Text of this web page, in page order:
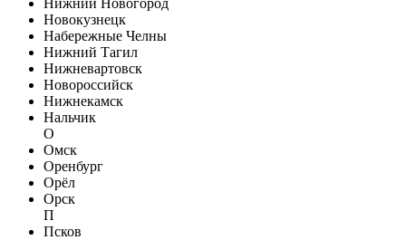
Нижний Новогород
Новокузнецк
Набережные Челны
Нижний Тагил
Нижневартовск
Новороссийск
Нижнекамск
Нальчик
О
Омск
Оренбург
Орёл
Орск
П
Псков